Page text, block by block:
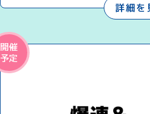
詳細を
開催
予定